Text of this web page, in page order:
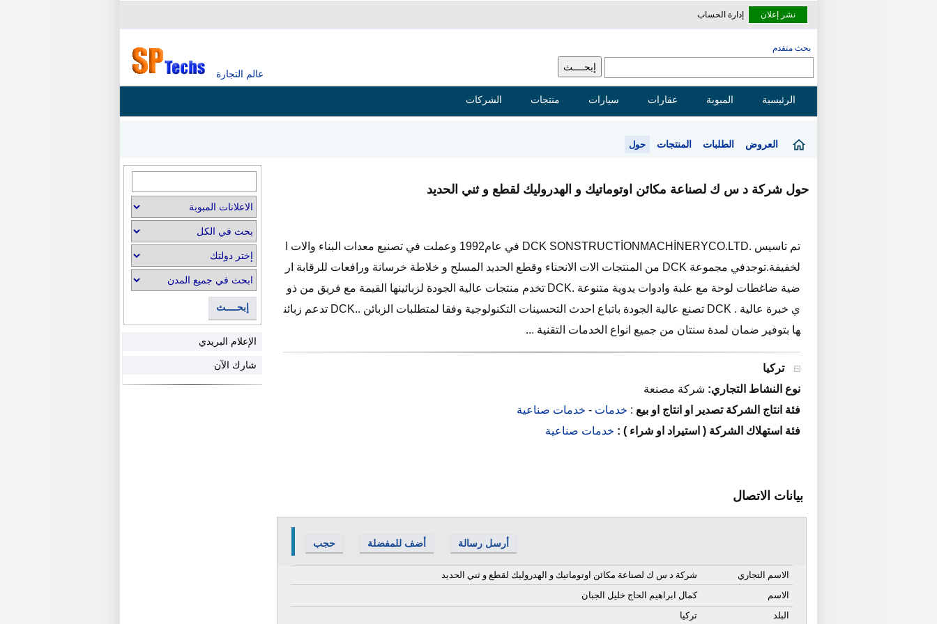
نشر إعلان إدارة الحساب
عالم التجارة
بحث متقدم
الرئيسية المبوبة عقارات سيارات منتجات الشركات
العروض الطلبات المنتجات حول
حول شركة د س ك لصناعة مكائن اوتوماتيك و الهدروليك لقطع و ثني الحديد
تم تاسيس .DCK SONSTRUCTİONMACHİNERYCO.LTD في عام1992 وعملت في تصنيع معدات البناء والات ا
لخفيفة.توجدفي مجموعة DCK من المنتجات الات الانحناء وقطع الحديد المسلح و خلاطة خرسانة ورافعات للرقابة ار
ضية ضاغطات لوحة مع علبة وادوات يدوية متنوعة .DCK تخدم منتجات عالية الجودة لزبائينها القيمة مع فريق من ذو
ي خبرة عالية . DCK تصنع عالية الجودة باتباع احدث التحسينات التكنولوجية وفقا لمتطلبات الزبائن ..DCK تدعم زبائن
ها بتوفير ضمان لمدة سنتان من جميع انواع الخدمات التقنية ...
تركيا
نوع النشاط التجاري: شركة مصنعة
فئة انتاج الشركة تصدير او انتاج او بيع : خدمات - خدمات صناعية
فئة استهلاك الشركة ( استيراد او شراء ) : خدمات صناعية
بيانات الاتصال
حجب أضف للمفضلة أرسل رسالة
شركة د س ك لصناعة مكائن اوتوماتيك و الهدروليك لقطع و ثني الحديد
الاسم التجاري
كمال ابراهيم الحاج خليل الجبان
الاسم
تركيا
البلد
إبحــــث
الإعلام البريدي
شارك الآن